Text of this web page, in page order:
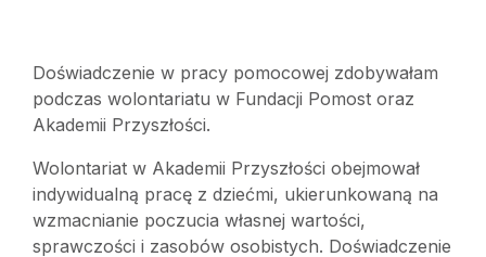
Doświadczenie w pracy pomocowej zdobywałam
podczas wolontariatu w Fundacji Pomost oraz
Akademii Przyszłości.
Wolontariat w Akademii Przyszłości obejmował
indywidualną pracę z dziećmi, ukierunkowaną na
wzmacnianie poczucia własnej wartości,
sprawczości i zasobów osobistych. Doświadczenie